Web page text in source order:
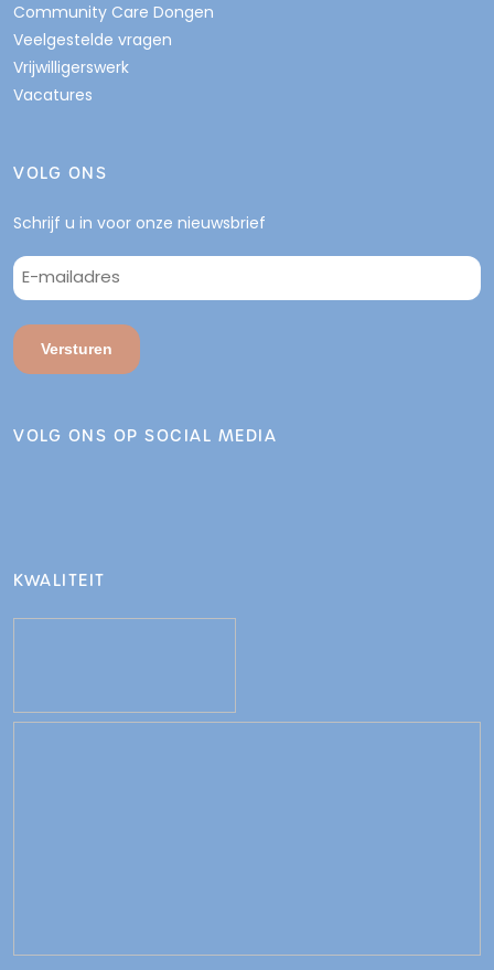
Community Care Dongen
Veelgestelde vragen
Vrijwilligerswerk
Vacatures
VOLG ONS
Schrijf u in voor onze nieuwsbrief
E-
mailadres
*
Versturen
VOLG ONS OP SOCIAL MEDIA
KWALITEIT